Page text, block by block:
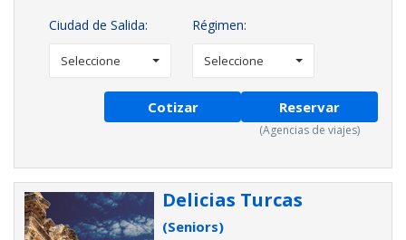
Ciudad de Salida:
Seleccione
Régimen:
Seleccione
Cotizar Reservar
(Agencias de viajes)
Delicias Turcas
(Seniors)